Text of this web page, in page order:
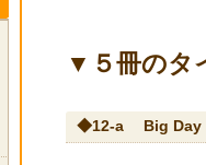
▼５冊のタ
◆12-a Big Day